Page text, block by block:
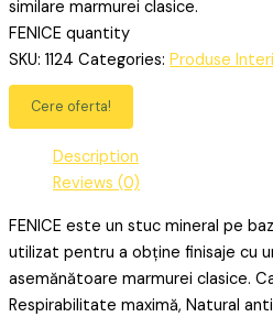
similare marmurei clasice.
FENICE quantity
SKU: 1124 Categories: Produse
Cere oferta!
Description
Reviews (0)
FENICE este un stuc mineral pe
utilizat pentru a obține finisaje cu
asemănătoare marmurei clasice.
Respirabilitate maximă, Natural